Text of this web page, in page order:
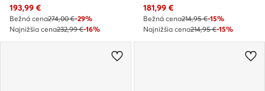
Aktuálna cena
193,99 €
Bežná cena274,00 €-29%
Najnižšia cena232,99 €-16%
Aktuálna cena
181,99 €
Bežná cena214,95 €-15%
Najnižšia cena214,95 €-15%